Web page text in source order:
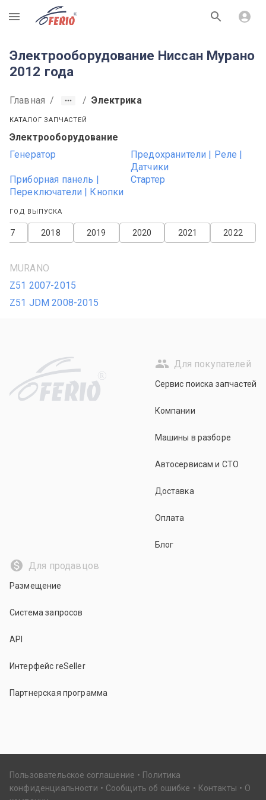
R
Электрооборудование Ниссан Мурано
2012 года
Главная / / Электрика
КАТАЛОГ ЗАПЧАСТЕЙ
Электрооборудование
Генератор
Предохранители | Реле |
Датчики
Приборная панель |
Переключатели | Кнопки
Стартер
ГОД ВЫПУСКА
2022
2021
2020
2019
2018
MURANO
Z51 2007-2015
Z51 JDM 2008-2015
R
Для покупателей
Сервис поиска запчастей
Компании
Машины в разборе
Автосервисам и СТО
Доставка
Оплата
Блог
Для продавцов
Размещение
Система запросов
API
Интерфейс reSeller
Партнерская программа
Пользовательское соглашение
Политика
конфиденциальности
Сообщить об ошибке Контакты
О